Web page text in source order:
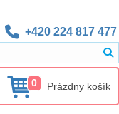
+420 224 817 477
0 Prázdny košík